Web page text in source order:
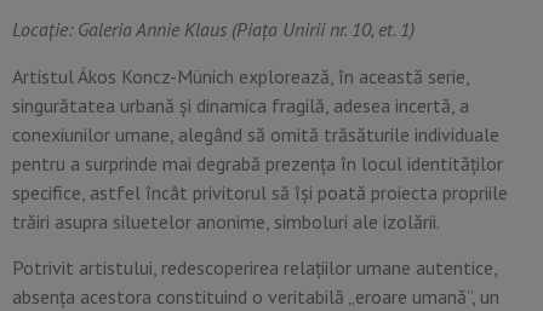
Locație: Galeria Annie Klaus (Piața Unirii nr. 10, et. 1)
Artistul Ákos Koncz-Münich explorează, în această serie,
singurătatea urbană și dinamica fragilă, adesea incertă, a
conexiunilor umane, alegând să omită trăsăturile individuale
pentru a surprinde mai degrabă prezența în locul identităților
specifice, astfel încât privitorul să își poată proiecta propriile
trăiri asupra siluetelor anonime, simboluri ale izolării.
Potrivit artistului, redescoperirea relațiilor umane autentice,
absența acestora constituind o veritabilă „eroare umană”, un